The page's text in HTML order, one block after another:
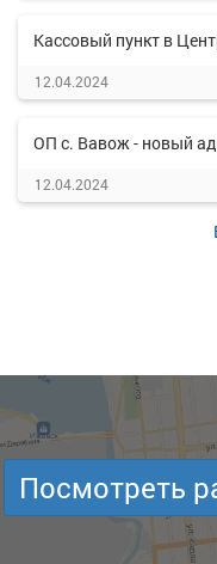
Кассовый пункт в
12.04.2024
ОП с. Вавож - новый
12.04.2024
Посмотреть